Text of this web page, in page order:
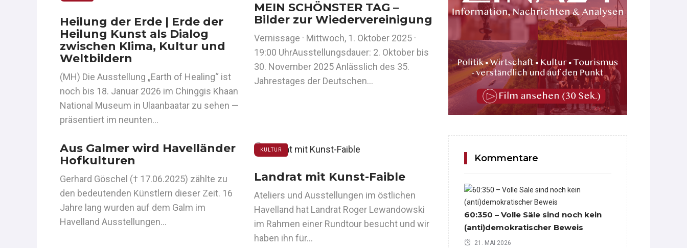
Heilung der Erde | Erde der
Heilung Kunst als Dialog
zwischen Klima, Kultur und
Weltbildern
(MH) Die Ausstellung „Earth of Healing“ ist
noch bis 18. Januar 2026 im Chinggis Khaan
National Museum in Ulaanbaatar zu sehen —
präsentiert im neunten…
MEIN SCHÖNSTER TAG –
Bilder zur Wiedervereinigung
Vernissage · Mittwoch, 1. Oktober 2025 ·
19:00 UhrAusstellungsdauer: 2. Oktober bis
30. November 2025 Anlässlich des 35.
Jahrestages der Deutschen…
Aus Galmer wird Havelländer
Hofkulturen
Gerhard Göschel († 17.06.2025) zählte zu
den bedeutenden Künstlern dieser Zeit. 16
Jahre lang wurden auf dem Galm im
Havelland Ausstellungen…
KULTUR
Landrat mit Kunst-Faible
Ateliers und Ausstellungen im östlichen
Havelland hat Landrat Roger Lewandowski
im Rahmen einer Rundtour besucht und wir
haben ihn für…
Kommentare
60:350 – Volle Säle sind noch kein
(anti)demokratischer Beweis
21. MAI 2026